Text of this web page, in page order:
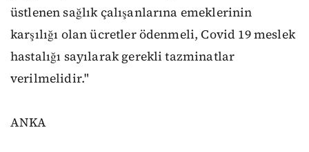
üstlenen sağlık çalışanlarına emeklerinin
karşılığı olan ücretler ödenmeli, Covid 19 meslek
hastalığı sayılarak gerekli tazminatlar
verilmelidir."
ANKA